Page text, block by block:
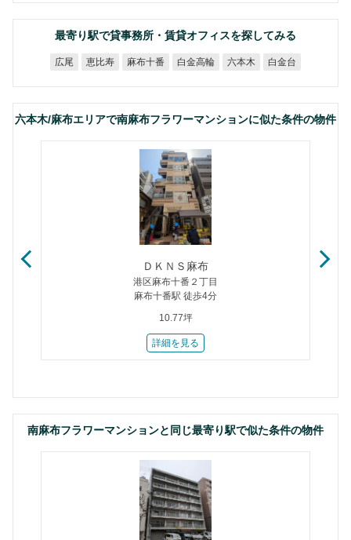
最寄り駅で貸事務所・賃貸オフィスを探してみる
広尾 恵比寿 麻布十番 白金高輪 六本木 白金台
六本木/麻布エリアで南麻布フラワーマンションに似た条件の物件
ＤＫＮＳ麻布
港区麻布十番２丁目
麻布十番駅 徒歩4分
10.77坪
詳細を見る
南麻布フラワーマンションと同じ最寄り駅で似た条件の物件